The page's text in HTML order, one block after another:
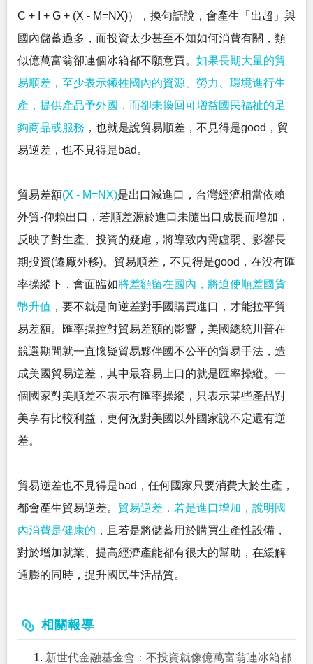
C + I + G + (X - M=NX)），換句話說，會產生「出超」與
國內儲蓄過多，而投資太少甚至不知如何消費有關，類
似億萬富翁卻連個冰箱都不願意買。 如果長期大量的貿
易順差，至少表示犧牲國內的資源、勞力、環境進行生
產，提供產品予外國，而卻未換回可增益國民福祉的足
夠商品或服務 ，也就是說貿易順差，不見得是good，貿
易逆差，也不見得是bad。
貿易差額(X - M=NX)是出口減進口，台灣經濟相當依賴
外貿-仰賴出口，若順差源於進口未隨出口成長而增加，
反映了對生產、投資的疑慮，將導致內需虛弱、影響長
期投資(遷廠外移)。貿易順差，不見得是good，在没有匯
率操縱下，會面臨如將差額留在國內，將迫使順差國貨
幣升值 ，要不就是向逆差對手國購買進口，才能拉平貿
易差額。匯率操控對貿易差額的影響，美國總統川普在
競選期間就一直懷疑貿易夥伴國不公平的貿易手法，造
成美國貿易逆差，其中最容易上口的就是匯率操縱。一
個國家對美順差不表示有匯率操縱，只表示某些產品對
美享有比較利益，更何況對美國以外國家說不定還有逆
差。
貿易逆差也不見得是bad，任何國家只要消費大於生產，
都會產生貿易逆差。 貿易逆差，若是進口增加，說明國
內消費是健康的 ，且若是將儲蓄用於購買生產性設備，
對於增加就業、提高經濟產能都有很大的幫助，在緩解
通膨的同時，提升國民生活品質。
相關報導
新世代金融基金會：不投資就像億萬富翁連冰箱都